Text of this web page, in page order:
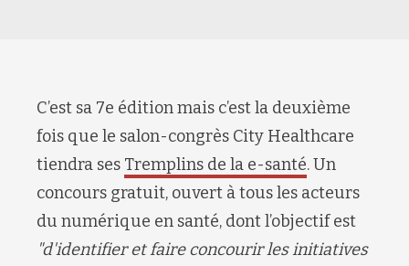
C’est sa 7e édition mais c’est la deuxième
fois que le salon-congrès City Healthcare
tiendra ses Tremplins de la e-santé. Un
concours gratuit, ouvert à tous les acteurs
du numérique en santé, dont l’objectif est
"d'identifier et faire concourir les initiatives